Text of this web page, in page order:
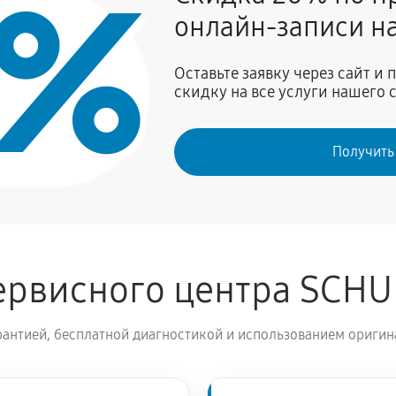
990 руб
MDA1.104FH3L
810 руб
MDA1.104FH3L Titan
1520 руб
онлайн-записи
Оставьте заявку через сайт
скидку на все услуги нашего
центра
бесплатной диагностикой и использованием